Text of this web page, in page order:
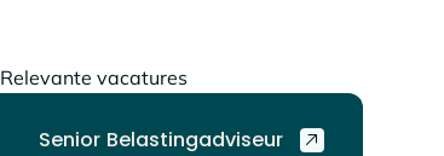
Relevante vacatures
Senior Belastingadviseur